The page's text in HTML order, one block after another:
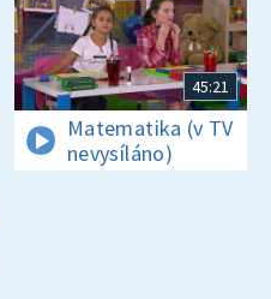
45:21
Matematika (v TV
nevysíláno)